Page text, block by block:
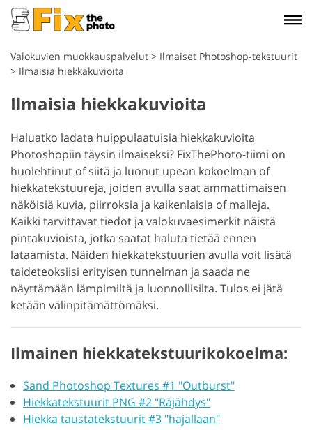
Valokuvien muokkauspalvelut > Ilmaiset Photoshop-tekstuurit
> Ilmaisia hiekkakuvioita
Ilmaisia hiekkakuvioita
Haluatko ladata huippulaatuisia hiekkakuvioita
Photoshopiin täysin ilmaiseksi? FixThePhoto-tiimi on
huolehtinut of siitä ja luonut upean kokoelman of
hiekkatekstuureja, joiden avulla saat ammattimaisen
näköisiä kuvia, piirroksia ja kaikenlaisia of malleja.
Kaikki tarvittavat tiedot ja valokuvaesimerkit näistä
pintakuvioista, jotka saatat haluta tietää ennen
lataamista. Näiden hiekkatekstuurien avulla voit lisätä
taideteoksiisi erityisen tunnelman ja saada ne
näyttämään lämpimiltä ja luonnollisilta. Tulos ei jätä
ketään välinpitämättömäksi.
Ilmainen hiekkatekstuurikokoelma:
Sand Photoshop Textures #1 "Outburst"
Hiekkatekstuurit PNG #2 "Räjähdys"
Hiekka taustatekstuurit #3 "hajallaan"